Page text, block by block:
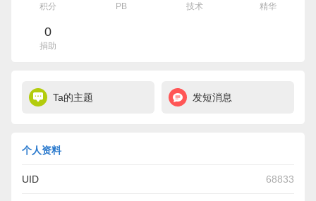
积分 PB 技术 精华
0
捐助
Ta的主题 发短消息
个人资料
UID 68833